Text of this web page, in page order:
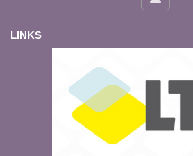
LINKS